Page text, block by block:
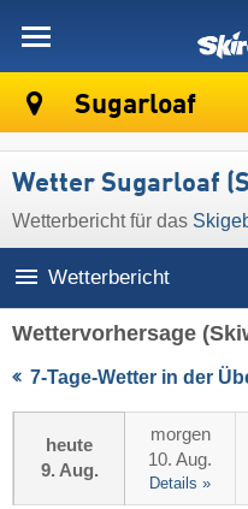
Sugarloaf
Wetter Sugarloaf
Wetterbericht für das
Wetterbericht
Wettervorhersage
7-Tage-Wetter in der
heute
9. Aug.
morgen
10. Aug.
Details »